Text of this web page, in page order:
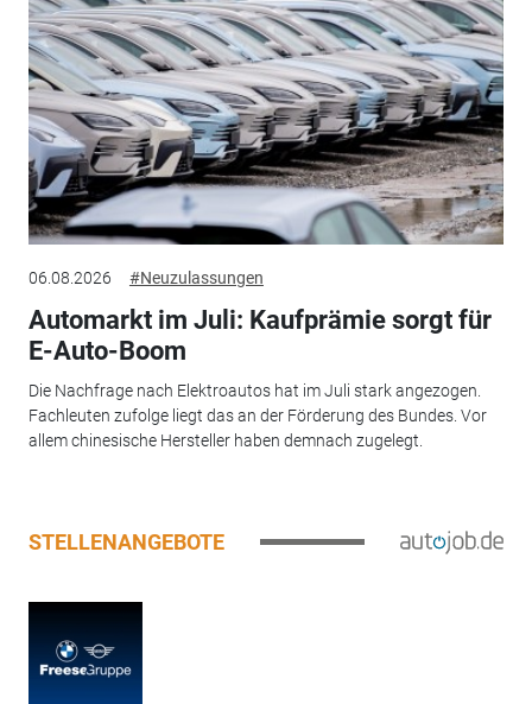
06.08.2026 #Neuzulassungen
Automarkt im Juli: Kaufprämie sorgt für
E-Auto-Boom
Die Nachfrage nach Elektroautos hat im Juli stark angezogen.
Fachleuten zufolge liegt das an der Förderung des Bundes. Vor
allem chinesische Hersteller haben demnach zugelegt.
STELLENANGEBOTE